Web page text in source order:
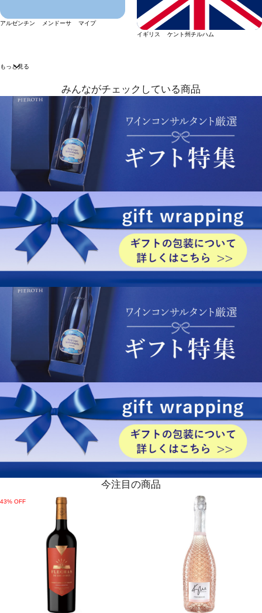
アルゼンチン メンドーサ マイプ
イギリス ケント州チルハム
もっと見る
みんながチェックしている商品
今注目の商品
43% OFF